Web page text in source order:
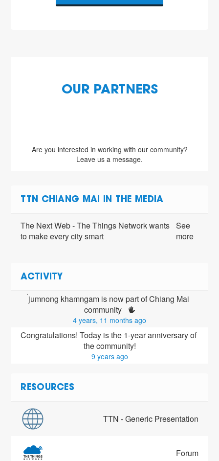
OUR PARTNERS
Are you interested in working with our community?
Leave us a message.
TTN CHIANG MAI IN THE MEDIA
The Next Web - The Things Network wants
to make every city smart
See
more
ACTIVITY
่ีืjumnong khamngam is now part of Chiang Mai
community
4 years, 11 months ago
Congratulations! Today is the 1-year anniversary of
the community!
9 years ago
RESOURCES
TTN - Generic Presentation
Forum